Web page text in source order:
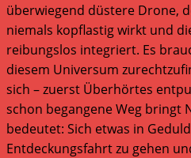
überwiegend düstere Drone,
niemals kopflastig wirkt und
reibungslos integriert. Es
diesem Universum
sich – zuerst Überhörtes
schon begangene Weg bringt
bedeutet: Sich etwas in
Entdeckungsfahrt zu gehen